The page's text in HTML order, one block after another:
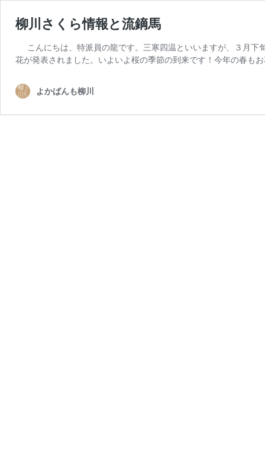
柳川さくら情報と流鏑馬
こんにちは、特派員の龍です。三寒四温といいますが、３月
花が発表されました。いよいよ桜の季節の到来です！今年の春も
よかばんも柳川